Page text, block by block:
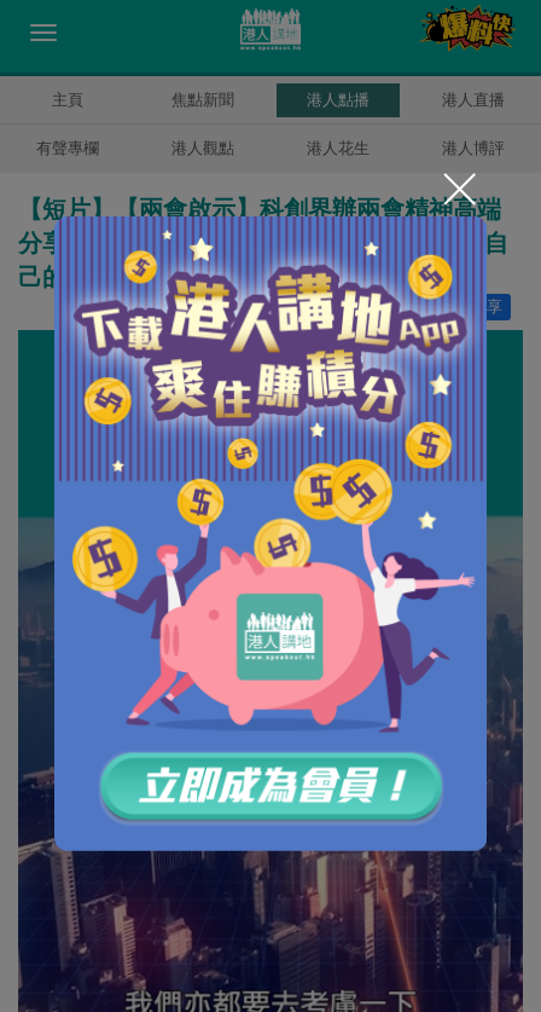
主頁 焦點新聞 港人點播 港人直播
有聲專欄 港人觀點 港人花生 港人博評
【短片】【兩會啟示】科創界辦兩會精神高端
分享會 黃錦輝：新興、未來產業須領跑，有自
己的科技
分享
讚好 4